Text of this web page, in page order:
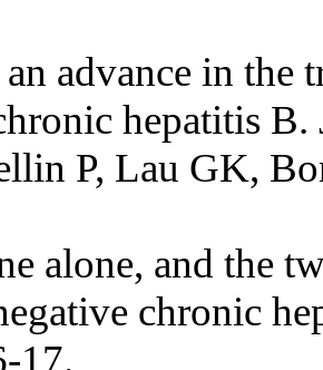
advance in the
hepatitis
P, Lau GK,
alone, and the
chronic
17.